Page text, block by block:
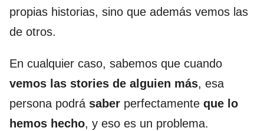
propias historias, sino que además vemos las
de otros.
En cualquier caso, sabemos que cuando
vemos las stories de alguien más, esa
persona podrá saber perfectamente que lo
hemos hecho, y eso es un problema.